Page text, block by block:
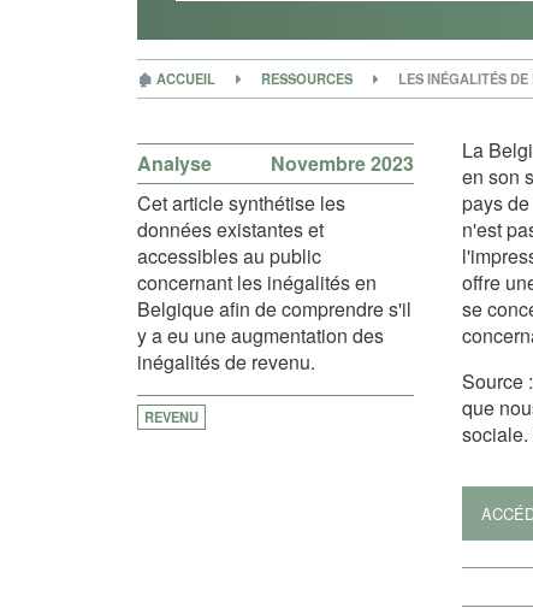
🏚 ACCUEIL RESSOURCES LES INÉGALITÉS
Analyse
Novembre 2023
Cet article synthétise les
données existantes et
accessibles au public
concernant les inégalités en
Belgique afin de comprendre s'il
y a eu une augmentation des
inégalités de revenu.
REVENU
La
en son
pays
n'est
offre
se
Source
que
sociale.